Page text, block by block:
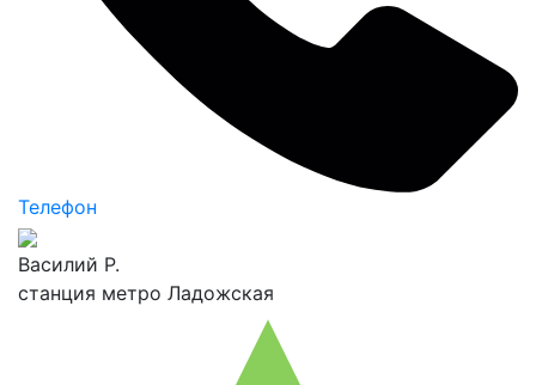
Телефон
Василий Р.
станция метро Ладожская